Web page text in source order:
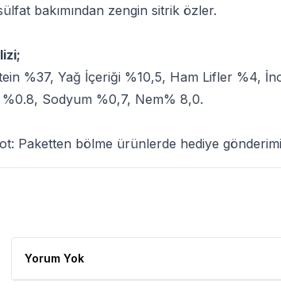
bakımından zengin sitrik özler.
%37, Yağ İçeriği %10,5, Ham Lifler %4,
Sodyum %0,7, Nem% 8,0.
Paketten bölme ürünlerde hediye gönderimi
Kedi Maması Paketten Bölme 1 Kg Ürün
Yorum Yok